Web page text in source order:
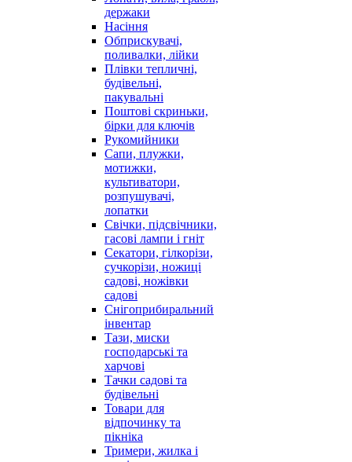
держаки
Насіння
Обприскувачі,
поливалки, лійки
Плівки тепличні,
будівельні,
пакувальні
Поштові скриньки,
бірки для ключів
Рукомийники
Сапи, плужки,
мотижки,
культиватори,
розпушувачі,
лопатки
Свічки, підсвічники,
гасові лампи і гніт
Секатори, гілкорізи,
сучкорізи, ножиці
садові, ножівки
садові
Снігоприбиральний
інвентар
Тази, миски
господарські та
харчові
Тачки садові та
будівельні
Товари для
відпочинку та
пікніка
Тримери, жилка і